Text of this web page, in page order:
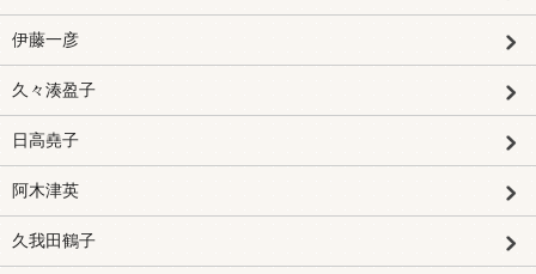
伊藤一彦
久々湊盈子
日高堯子
阿木津英
久我田鶴子